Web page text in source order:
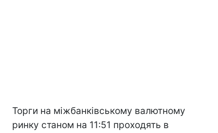
Торги на міжбанківському валютному
ринку станом на 11:51 проходять в